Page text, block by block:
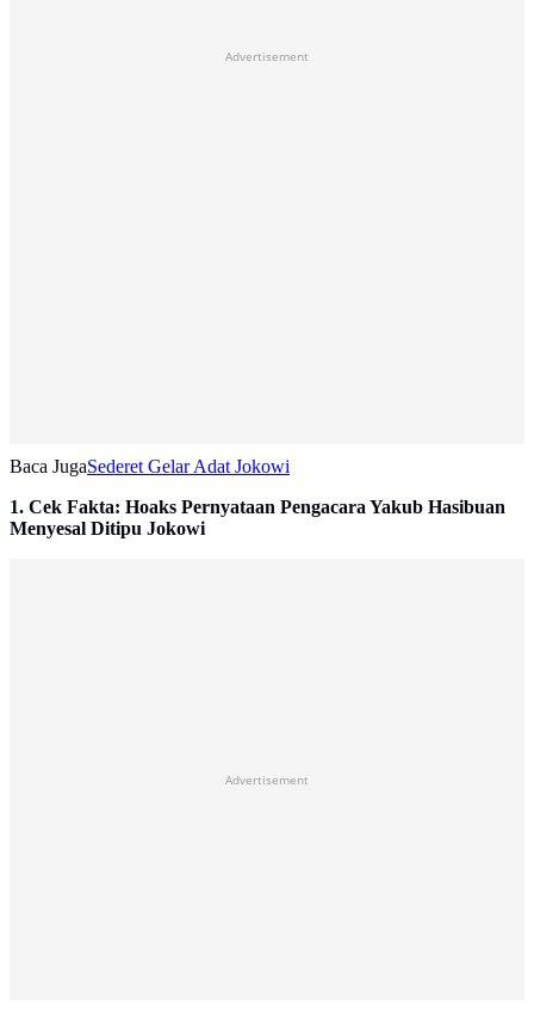
Advertisement
Baca JugaSederet Gelar Adat Jokowi
1. Cek Fakta: Hoaks Pernyataan Pengacara Yakub Hasibuan
Menyesal Ditipu Jokowi
Advertisement